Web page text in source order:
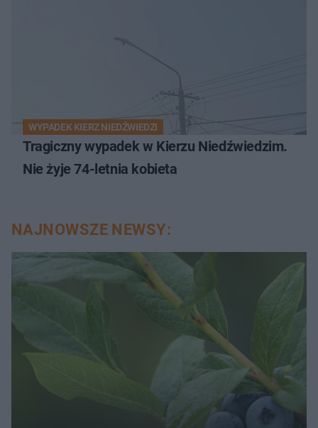
WYPADEK KIERZ NIEDŹWIEDZI
Tragiczny wypadek w Kierzu Niedźwiedzim.
Nie żyje 74-letnia kobieta
NAJNOWSZE NEWSY: